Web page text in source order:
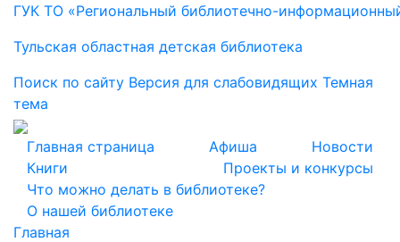
ГУК ТО «Региональный библиотечно-
Тульская областная детская библиотека
Поиск по сайту Версия для слабовидящих Темная
тема
Главная страница Афиша
Новости
Книги
Проекты и конкурсы
Что можно делать в библиотеке?
О нашей библиотеке
Главная